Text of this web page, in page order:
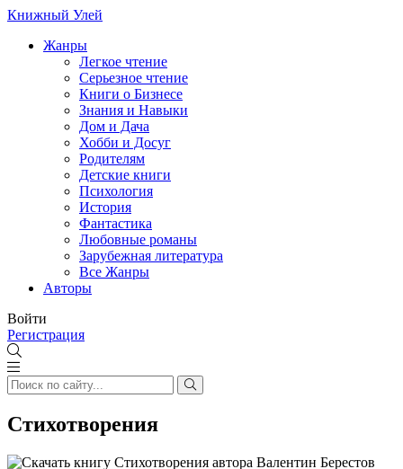
Книжный Улей
Жанры
Легкое чтение
Серьезное чтение
Книги о Бизнесе
Знания и Навыки
Дом и Дача
Хобби и Досуг
Родителям
Детские книги
Психология
История
Фантастика
Любовные романы
Зарубежная литература
Все Жанры
Авторы
Войти
Регистрация
Стихотворения